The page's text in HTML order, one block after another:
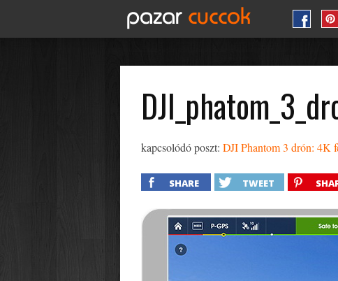
kapcsolódó poszt:DJI Phantom 3 drón: 4K
SHARE TWEET